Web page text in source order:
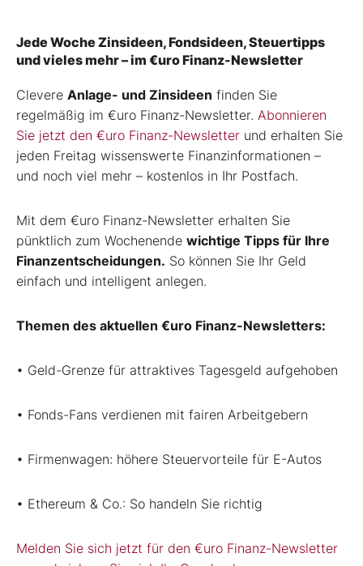
Jede Woche Zinsideen, Fondsideen, Steuertipps
und vieles mehr – im €uro Finanz-Newsletter
Clevere Anlage- und Zinsideen finden Sie
regelmäßig im €uro Finanz-Newsletter. Abonnieren
Sie jetzt den €uro Finanz-Newsletter und erhalten Sie
jeden Freitag wissenswerte Finanzinformationen –
und noch viel mehr – kostenlos in Ihr Postfach.
Mit dem €uro Finanz-Newsletter erhalten Sie
pünktlich zum Wochenende wichtige Tipps für Ihre
Finanzentscheidungen. So können Sie Ihr Geld
einfach und intelligent anlegen.
Themen des aktuellen €uro Finanz-Newsletters:
• Geld-Grenze für attraktives Tagesgeld aufgehoben
• Fonds-Fans verdienen mit fairen Arbeitgebern
• Firmenwagen: höhere Steuervorteile für E-Autos
• Ethereum & Co.: So handeln Sie richtig
Melden Sie sich jetzt für den €uro Finanz-Newsletter